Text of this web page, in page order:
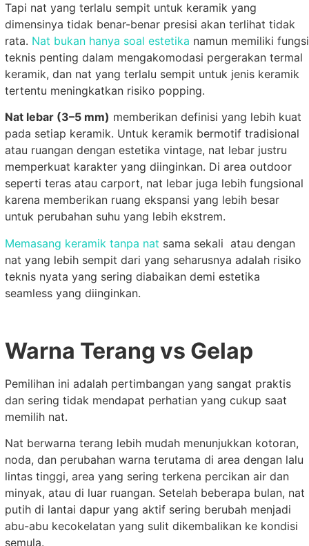
Tapi nat yang terlalu sempit untuk keramik yang
dimensinya tidak benar-benar presisi akan terlihat tidak
rata. Nat bukan hanya soal estetika namun memiliki fungsi
teknis penting dalam mengakomodasi pergerakan termal
keramik, dan nat yang terlalu sempit untuk jenis keramik
tertentu meningkatkan risiko popping.
Nat lebar (3–5 mm) memberikan definisi yang lebih kuat
pada setiap keramik. Untuk keramik bermotif tradisional
atau ruangan dengan estetika vintage, nat lebar justru
memperkuat karakter yang diinginkan. Di area outdoor
seperti teras atau carport, nat lebar juga lebih fungsional
karena memberikan ruang ekspansi yang lebih besar
untuk perubahan suhu yang lebih ekstrem.
Memasang keramik tanpa nat sama sekali atau dengan
nat yang lebih sempit dari yang seharusnya adalah risiko
teknis nyata yang sering diabaikan demi estetika
seamless yang diinginkan.
Warna Terang vs Gelap
Pemilihan ini adalah pertimbangan yang sangat praktis
dan sering tidak mendapat perhatian yang cukup saat
memilih nat.
Nat berwarna terang lebih mudah menunjukkan kotoran,
noda, dan perubahan warna terutama di area dengan lalu
lintas tinggi, area yang sering terkena percikan air dan
minyak, atau di luar ruangan. Setelah beberapa bulan, nat
putih di lantai dapur yang aktif sering berubah menjadi
abu-abu kecokelatan yang sulit dikembalikan ke kondisi
semula.